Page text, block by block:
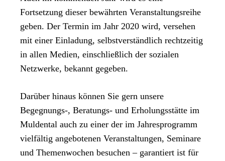
Fortsetzung dieser bewährten Veranstaltungsreihe
geben. Der Termin im Jahr 2020 wird, versehen
mit einer Einladung, selbstverständlich rechtzeitig
in allen Medien, einschließlich der sozialen
Netzwerke, bekannt gegeben.
Darüber hinaus können Sie gern unsere
Begegnungs-, Beratungs- und Erholungsstätte im
Muldental auch zu einer der im Jahresprogramm
vielfältig angebotenen Veranstaltungen, Seminare
und Themenwochen besuchen – garantiert ist für